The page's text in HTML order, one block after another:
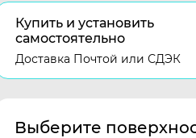
Купить и установить
самостоятельно
Доставка Почтой или СДЭК
Выберите